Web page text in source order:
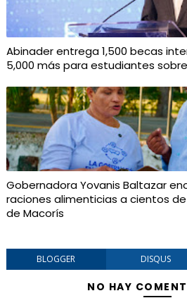
Abinader entrega 1,500 becas
5,000 más para estudiantes
Gobernadora Yovanis Baltazar
raciones alimenticias a cientos
de Macorís
BLOGGER DISQUS
NO HAY